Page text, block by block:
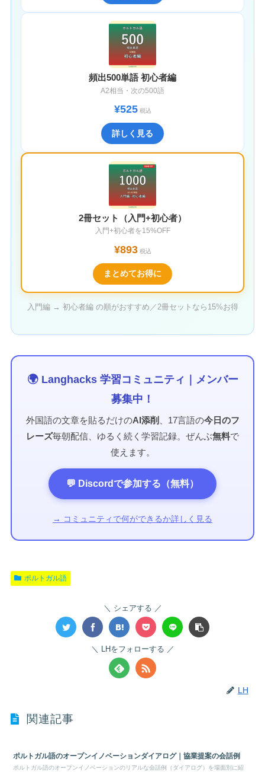
頻出500単語 初心者編
A2相当・次の500語
¥525税込
詳しく見る
2冊セット（入門+初心者）
入門+初心者を15%OFF
¥893税込
まとめてお得に
入門編 → 初心者編 の順がおすすめ／2冊セットなら15%お得
🌍 Langhacks 学習コミュニティ｜メンバー
募集中！
外国語の文章を貼るだけのAI添削 、17言語の今日のフ
レーズ毎朝配信、ゆるく続く学習記録。ぜんぶ無料で
使えます。
💬 Discordで参加する（無料）
→ コミュニティで何ができるか詳しく見る
ポルトガル語
シェアする
LHをフォローする
LH
関連記事
ポルトガル語のオープンイノベーションダイアログ｜協業提案の会話例
ポルトガル語のオープンイノベーションのリアルな会話例（ダイアログ）を場面別に紹